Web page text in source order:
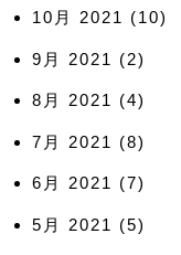
10月 2021 (10)
9月 2021 (2)
8月 2021 (4)
7月 2021 (8)
6月 2021 (7)
5月 2021 (5)